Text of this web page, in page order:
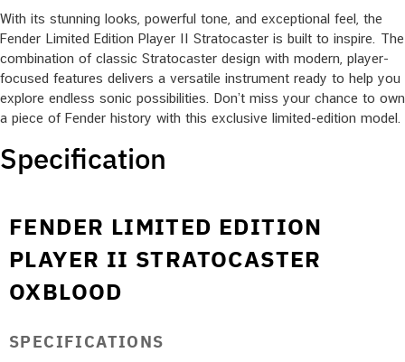
With its stunning looks, powerful tone, and exceptional feel, the
Fender Limited Edition Player II Stratocaster is built to inspire. The
combination of classic Stratocaster design with modern, player-
focused features delivers a versatile instrument ready to help you
explore endless sonic possibilities. Don’t miss your chance to own
a piece of Fender history with this exclusive limited-edition model.
Specification
FENDER LIMITED EDITION
PLAYER II STRATOCASTER
OXBLOOD
SPECIFICATIONS